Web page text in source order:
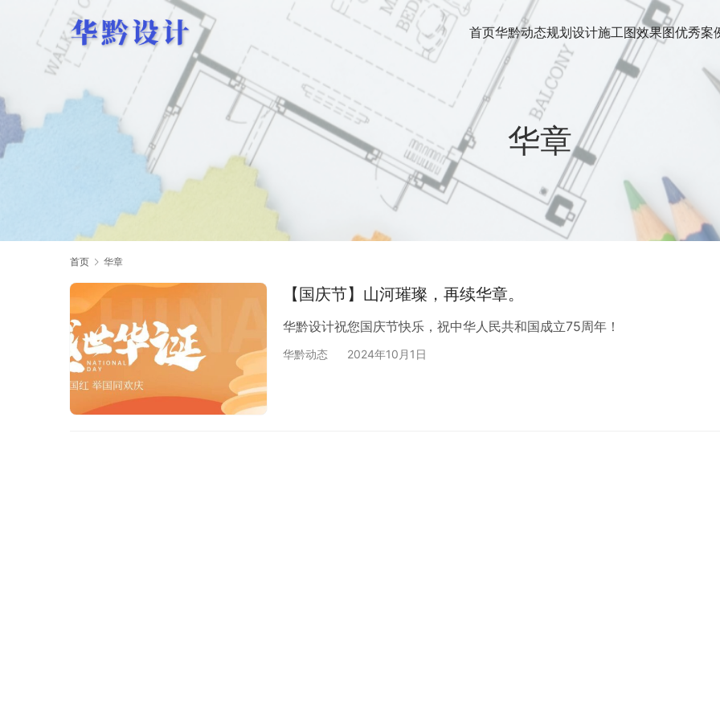
首页华黔动态规划设计施工图效果图优秀案
华章
首页 华章
【国庆节】山河璀璨，再续华章。
华黔设计祝您国庆节快乐，祝中华人民共和国成立75周年！
华黔动态 2024年10月1日